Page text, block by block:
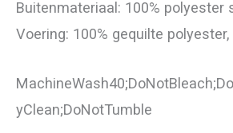
Buitenmateriaal: 100% polyester
Voering: 100% gequilte
yClean;DoNotTumble